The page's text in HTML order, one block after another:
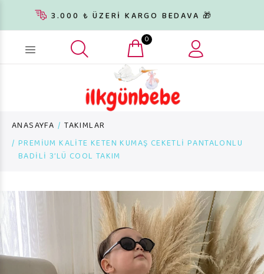
3.000 ₺ ÜZERİ KARGO BEDAVA 🎁
Ürün arama... 0
ANASAYFA
TAKIMLAR
PREMİUM KALİTE KETEN KUMAŞ CEKETLİ PANTALONLU
BADİLİ 3’LÜ COOL TAKIM